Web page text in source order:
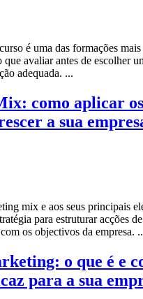
é uma das formações
que avaliar antes de escolher
adequada. ...
como aplicar
a sua
mix e aos seus principais
para estruturar acções
os objectivos da empresa.
o que é e
para a sua